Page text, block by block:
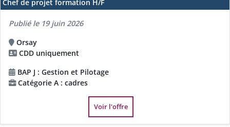
Chef de projet formation H/F
Publié le 19 juin 2026
Orsay
CDD uniquement
BAP J : Gestion et Pilotage
Catégorie A : cadres
Voir l'offre